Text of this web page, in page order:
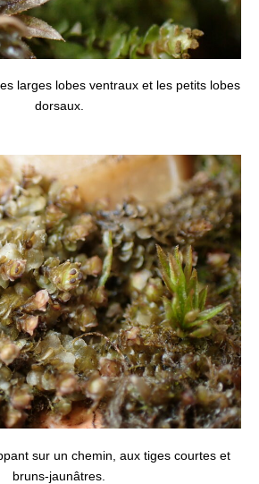
larges lobes ventraux et les petits lobes
dorsaux.
sur un chemin, aux tiges courtes et
bruns-jaunâtres.